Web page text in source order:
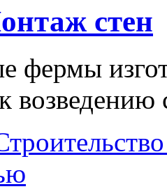
стен
фермы
возведению